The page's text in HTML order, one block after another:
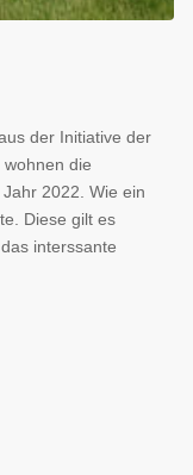
der Initiative der
die
2022. Wie ein
Diese gilt es
interssante